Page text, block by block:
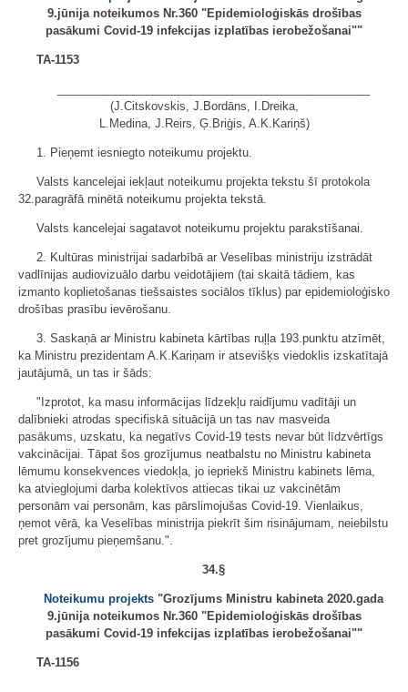
9.jūnija noteikumos Nr.360 "Epidemioloģiskās drošības
pasākumi Covid-19 infekcijas izplatības ierobežošanai""
TA-1153
(J.Citskovskis, J.Bordāns, I.Dreika,
L.Medina, J.Reirs, Ģ.Briģis, A.K.Kariņš)
1. Pieņemt iesniegto noteikumu projektu.
Valsts kancelejai iekļaut noteikumu projekta tekstu šī protokola
32.paragrāfā minētā noteikumu projekta tekstā.
Valsts kancelejai sagatavot noteikumu projektu parakstīšanai.
2. Kultūras ministrijai sadarbībā ar Veselības ministriju izstrādāt
vadlīnijas audiovizuālo darbu veidotājiem (tai skaitā tādiem, kas
izmanto koplietošanas tiešsaistes sociālos tīklus) par epidemioloģisko
drošības prasību ievērošanu.
3. Saskaņā ar Ministru kabineta kārtības ruļļa 193.punktu atzīmēt,
ka Ministru prezidentam A.K.Kariņam ir atsevišķs viedoklis izskatītajā
jautājumā, un tas ir šāds:
"Izprotot, ka masu informācijas līdzekļu raidījumu vadītāji un
dalībnieki atrodas specifiskā situācijā un tas nav masveida
pasākums, uzskatu, ka negatīvs Covid-19 tests nevar būt līdzvērtīgs
vakcinācijai. Tāpat šos grozījumus neatbalstu no Ministru kabineta
lēmumu konsekvences viedokļa, jo iepriekš Ministru kabinets lēma,
ka atvieglojumi darba kolektīvos attiecas tikai uz vakcinētām
personām vai personām, kas pārslimojušas Covid-19. Vienlaikus,
ņemot vērā, ka Veselības ministrija piekrīt šim risinājumam, neiebilstu
pret grozījumu pieņemšanu.".
34.§
Noteikumu projekts"Grozījums Ministru kabineta 2020.gada
9.jūnija noteikumos Nr.360 "Epidemioloģiskās drošības
pasākumi Covid-19 infekcijas izplatības ierobežošanai""
TA-1156